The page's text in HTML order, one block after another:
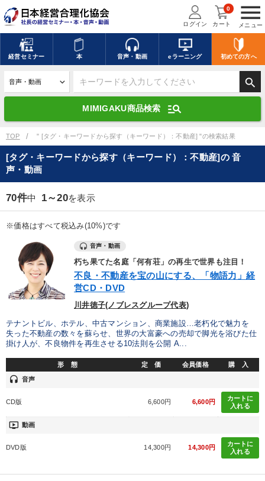
menu
メニュー
ログイン カート
0
経営セミナー 本 音声・動画 eラーニング 初めての方へ
search
MIMIGAKU商品検索 manage_search
キーワードを入力して探す
デジタル版対応のみ検索結果に表示する
search 上記の条件で検索
mic 講演収録物を探す
全国経営者セミナー講演収録物（全1315タイトル）からお探しいただけ
ます
優秀各社の智恵と戦略 事業家のロマンと経営
若手異才経営者の発想
リーダーの器量を学ぶ
テーマ
2025年春季全国経営者セミナー収録講演ＣＤ・講演ＤＶＤ・デジ
タル版（音声／動画ストリーミング・ダウンロード）
社員が自律的に動き出す組織づくり 大竹愼一書籍
147回春季大会
TOP " [タグ・キーワードから探す（キーワード）：不動産] "の検索結果
[タグ・キーワードから探す（キーワード）：不動産]の 音
声・動画
70件中 1～20を表示
※価格はすべて税込み(10%)です
音声・動画
朽ち果てた名庭「何有荘」の再生で世界も注目！
不良・不動産を宝の山にする、「物語力」経
営CD・DVD
川井徳子(ノブレスグループ代表)
テナントビル、ホテル、中古マンション、商業施設…老朽化で魅力を
失った不動産の数々を蘇らせ、世界の大富豪への売却で脚光を浴びた仕
掛け人が、不良物件を再生させる10法則を公開 A...
形 態 定 価 会員価格 購 入
headset 音声
CD版 6,600円 6,600円
カートに
入れる
ondemand_video 動画
DVD版 14,300円 14,300円
カートに
入れる